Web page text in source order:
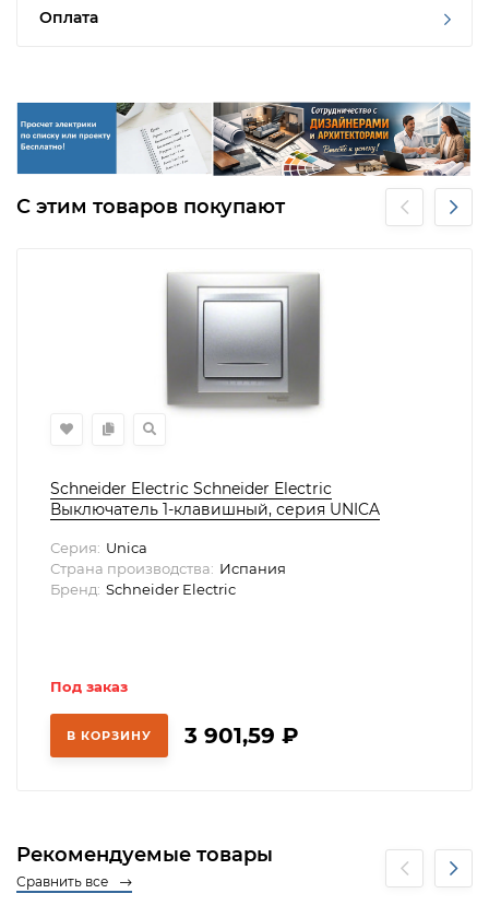
Оплата
С этим товаров покупают
Schneider Electric Schneider Electric
Выключатель 1-клавишный, серия UNICA
Серия: Unica
Страна производства: Испания
Бренд: Schneider Electric
Под заказ
В КОРЗИНУ 3 901,59 ₽
Рекомендуемые товары
Сравнить все